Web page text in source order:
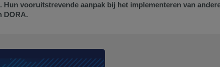
Hun vooruitstrevende aanpak bij het implementeren van
DORA.